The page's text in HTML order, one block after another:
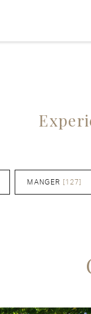
MANGER [127]